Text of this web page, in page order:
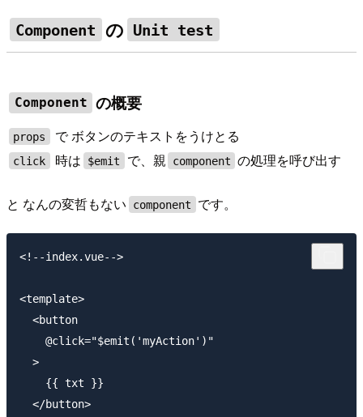
Component の Unit test
Component の概要
props で ボタンのテキストをうけとる
click 時は $emit で、親 component の処理を呼び出す
と なんの変哲もない component です。
<!--index.vue-->
<template>
  <button
    @click="$emit('myAction')"
  >
    {{ txt }}
  </button>